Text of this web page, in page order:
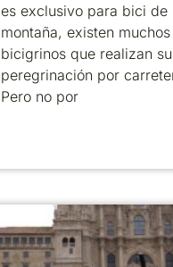
es exclusivo para bici de
montaña, existen muchos
bicigrinos que realizan su
peregrinación por
Pero no por